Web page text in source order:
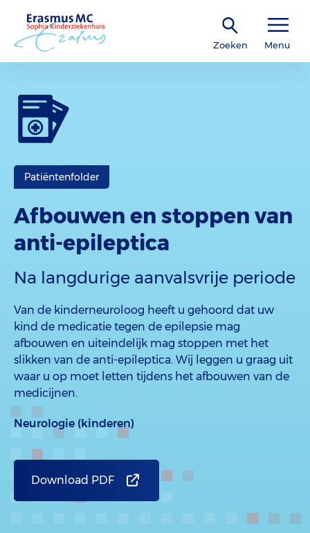
Zoeken Menu
Patiëntenfolder
Afbouwen en stoppen van
anti-epileptica
Na langdurige aanvalsvrije periode
Van de kinderneuroloog heeft u gehoord dat uw
kind de medicatie tegen de epilepsie mag
afbouwen en uiteindelijk mag stoppen met het
slikken van de anti-epileptica. Wij leggen u graag uit
waar u op moet letten tijdens het afbouwen van de
medicijnen.
Neurologie (kinderen)
Download PDF